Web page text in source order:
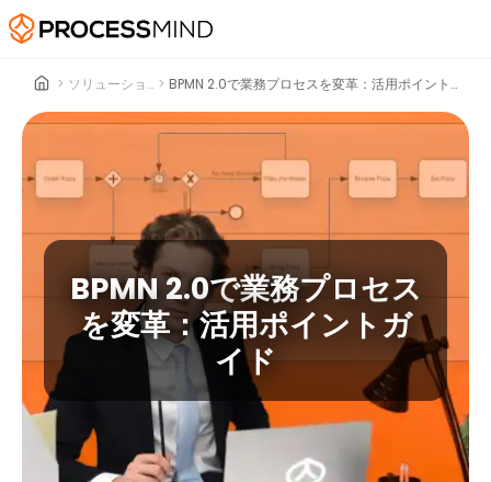
> ソリューション > BPMN 2.0で業務プロセスを変革：活用ポイントガイド
BPMN 2.0で業務プロセス
を変革：活用ポイントガ
イド